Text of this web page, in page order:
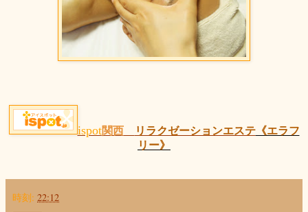
ispot関西 リラクゼーションエステ《エラフ
リー》
時刻: 22:12